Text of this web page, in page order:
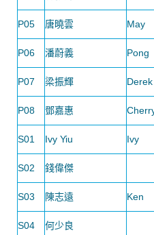
P05 唐曉雲 May
P06 潘蔚義 Pong
P07 梁振輝 Derek
P08 鄧嘉惠
S01 Ivy Yiu Ivy
S02 錢偉傑
S03
陳志遠 Ken
S04
何少良